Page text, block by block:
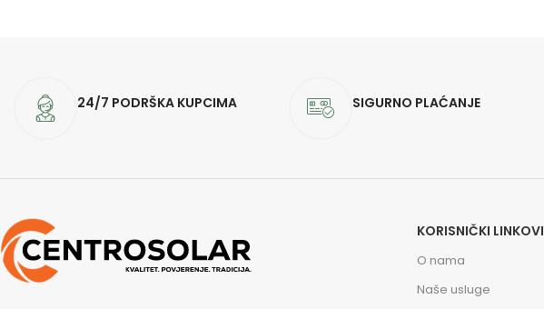
24/7 PODRŠKA KUPCIMA SIGURNO PLAĆANJE
KORISNIČKI LINKOVI
O nama
Naše usluge